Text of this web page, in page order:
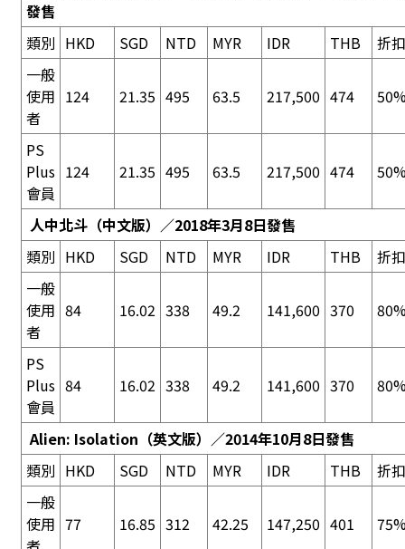
發售
類別 HKD SGD NTD MYR IDR THB
折
一般
使用
者
124 21.35 495 63.5 217,500 474
PS
Plus
會員
124 21.35 495 63.5 217,500 474
人中北斗（中文版）／2018年3月8日發售
類別 HKD SGD NTD MYR IDR THB
折
一般
使用
者
84 16.02 338 49.2 141,600 370
PS
Plus
會員
84 16.02 338 49.2 141,600 370
Alien: Isolation （英文版）／2014年10月8日發售
類別 HKD SGD NTD MYR IDR THB
折
一般
使用 77 16.85 312 42.25 147,250 401